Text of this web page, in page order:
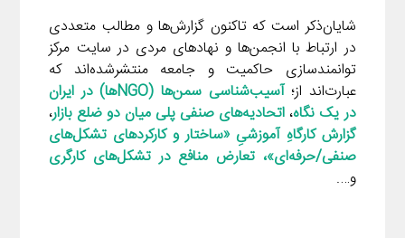
شایان‌ذکر است که تاکنون گزارش‌ها و مطالب متعددی
در ارتباط با انجمن‌ها و نهادهای مردی در سایت مرکز
توانمندسازی حاکمیت و جامعه منتشرشده‌اند که
عبارت‌اند از؛
آسیب‌شناسی سمن‌ها (NGOها) در ایران
در یک نگاه، اتحادیه‌های صنفی پلی میان دو ضلع بازار،
گزارش کارگاهِ آموزشیِ «ساختار و کارکردهای تشکل‌های
صنفی/حرفه‌ای»،تعارض منافع در تشکل‌های کارگری
و….